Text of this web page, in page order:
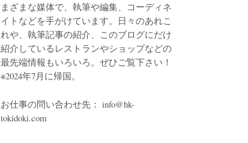
まざまな媒体で、執筆や編集、コーディネ
イトなどを手がけています。日々のあれこ
れや、執筆記事の紹介、このブログにだけ
紹介しているレストランやショップなどの
最先端情報もいろいろ。ぜひご覧下さい！
※2024年7月に帰国。
お仕事の問い合わせ先： info@hk-
tokidoki.com